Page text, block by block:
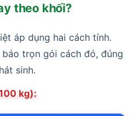
theo khối?
áp dụng hai cách tính.
trọn gói cách đó, đúng
sinh.
kg):